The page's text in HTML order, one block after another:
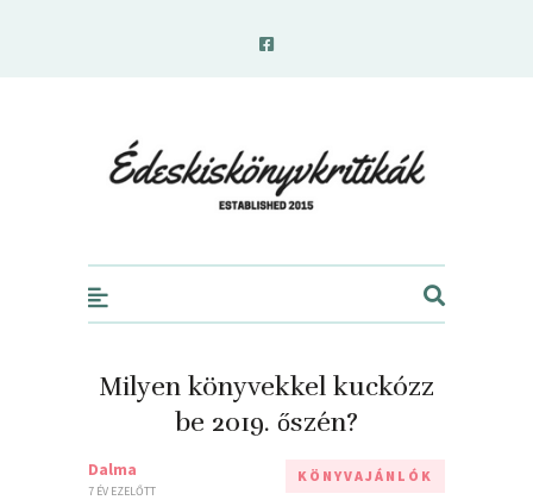
Milyen könyvekkel kuckózz
be 2019. őszén?
Dalma
7 ÉV EZELŐTT
KÖNYVAJÁNLÓK